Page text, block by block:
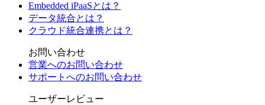
Embedded iPaaSとは？
データ統合とは？
クラウド統合連携とは？
お問い合わせ
営業へのお問い合わせ
サポートへのお問い合わせ
ユーザーレビュー